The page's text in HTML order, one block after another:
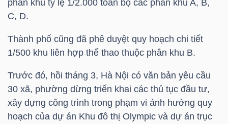
phân khu tỷ lệ 1/2.000 toàn bộ các phân khu A, B,
C, D.
Thành phố cũng đã phê duyệt quy hoạch chi tiết
1/500 khu liên hợp thể thao thuộc phân khu B.
Trước đó, hồi tháng 3, Hà Nội có văn bản yêu cầu
30 xã, phường dừng triển khai các thủ tục đầu tư,
xây dựng công trình trong phạm vi ảnh hưởng quy
hoạch của dự án Khu đô thị Olympic và dự án trục
TRÁI
CÔNG
CỤ
ĐẦU
TƯ